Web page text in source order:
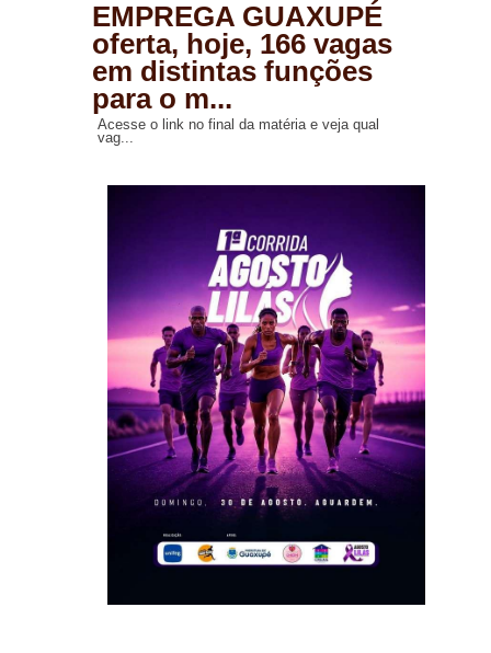
EMPREGA GUAXUPÉ
oferta, hoje, 166 vagas
em distintas funções
para o m...
Acesse o link no final da matéria e veja qual
vag...